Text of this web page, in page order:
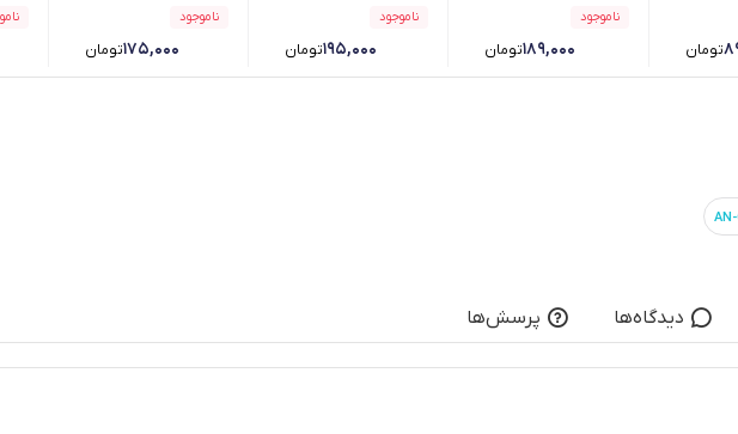
تومان
ناموجود
۱۸۹,۰۰۰تومان
ناموجود
۱۹۵,۰۰۰تومان
گیگابایت
ناموجود
۱۷۵,۰۰۰تومان
10000 میلی
دیدگاه‌ها پرسش‌ها